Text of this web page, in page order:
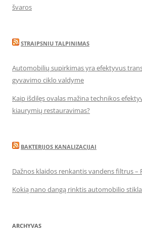
švaros
STRAIPSNIU TALPINIMAS
Automobilių supirkimas yra efektyvus
gyvavimo ciklo valdyme
Kaip išdilęs ovalas mažina technikos
kiaurymių restauravimas?
BAKTERIJOS KANALIZACIJAI
Dažnos klaidos renkantis vandens filtrus –
Kokią nano dangą rinktis automobilio
ARCHYVAS